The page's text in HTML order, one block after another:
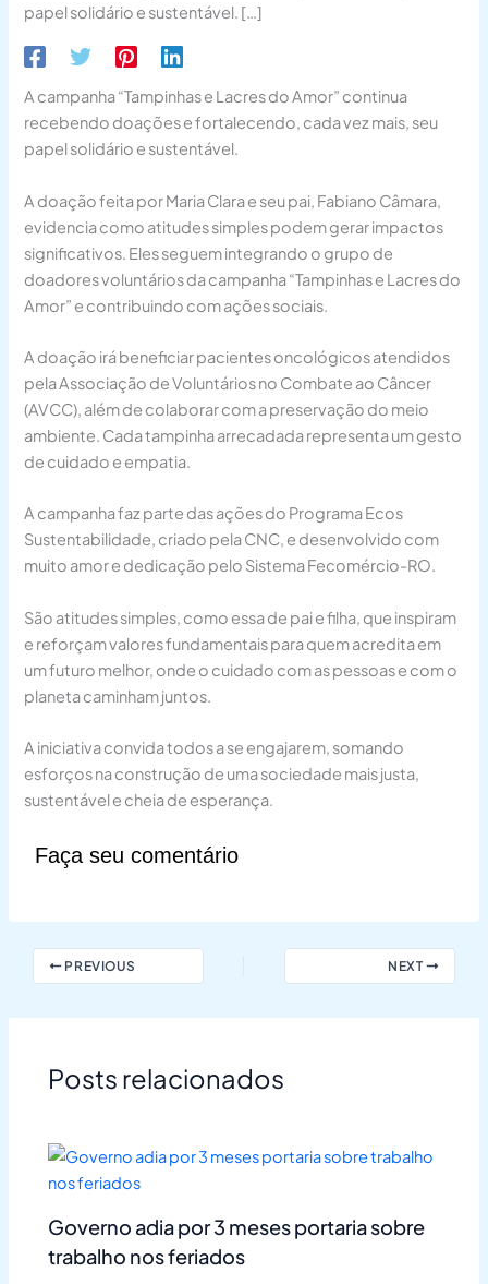
papel solidário e sustentável. […]
A campanha “Tampinhas e Lacres do Amor” continua
recebendo doações e fortalecendo, cada vez mais, seu
papel solidário e sustentável.
A doação feita por Maria Clara e seu pai, Fabiano Câmara,
evidencia como atitudes simples podem gerar impactos
significativos. Eles seguem integrando o grupo de
doadores voluntários da campanha “Tampinhas e Lacres do
Amor” e contribuindo com ações sociais.
A doação irá beneficiar pacientes oncológicos atendidos
pela Associação de Voluntários no Combate ao Câncer
(AVCC), além de colaborar com a preservação do meio
ambiente. Cada tampinha arrecadada representa um gesto
de cuidado e empatia.
A campanha faz parte das ações do Programa Ecos
Sustentabilidade, criado pela CNC, e desenvolvido com
muito amor e dedicação pelo Sistema Fecomércio-RO.
São atitudes simples, como essa de pai e filha, que inspiram
e reforçam valores fundamentais para quem acredita em
um futuro melhor, onde o cuidado com as pessoas e com o
planeta caminham juntos.
A iniciativa convida todos a se engajarem, somando
esforços na construção de uma sociedade mais justa,
sustentável e cheia de esperança.
Faça seu comentário
PREVIOUS NEXT
Posts relacionados
Governo adia por 3 meses portaria sobre
trabalho nos feriados